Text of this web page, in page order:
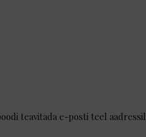
teavitada e-posti teel aadressil